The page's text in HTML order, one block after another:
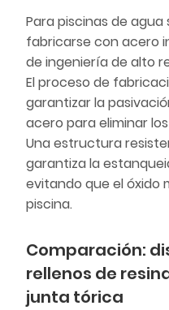
Para piscinas de
fabricarse con acero
de ingeniería de alto
El proceso de
garantizar la
acero para eliminar
Una estructura
garantiza la
evitando que el óxido
piscina.
Comparación:
rellenos de
junta tórica